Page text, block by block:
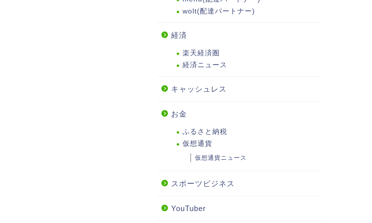
wolt(配達パートナー)
経済
楽天経済圏
経済ニュース
キャッシュレス
お金
ふるさと納税
仮想通貨
仮想通貨ニュース
スポーツビジネス
YouTuber